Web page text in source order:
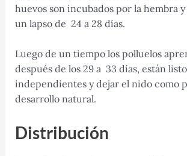
huevos son incubados por la hembra
un lapso de 24 a 28 días.
Luego de un tiempo los polluelos
después de los 29 a 33 días, están
independientes y dejar el nido como
desarrollo natural.
Distribución